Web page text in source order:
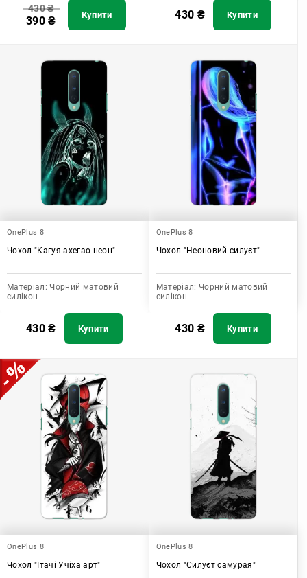
430₴
390₴ Купити 430 ₴ Купити
OnePlus 8
Чохол "Кагуя ахегао неон"
Матеріал: Чорний матовий
силікон
430₴ Купити
OnePlus 8
Чохол "Неоновий силуєт"
Матеріал: Чорний матовий
силікон
430 ₴ Купити
OnePlus 8
Чохол "Ітачі Учіха арт"
OnePlus 8
Чохол "Силуєт самурая"